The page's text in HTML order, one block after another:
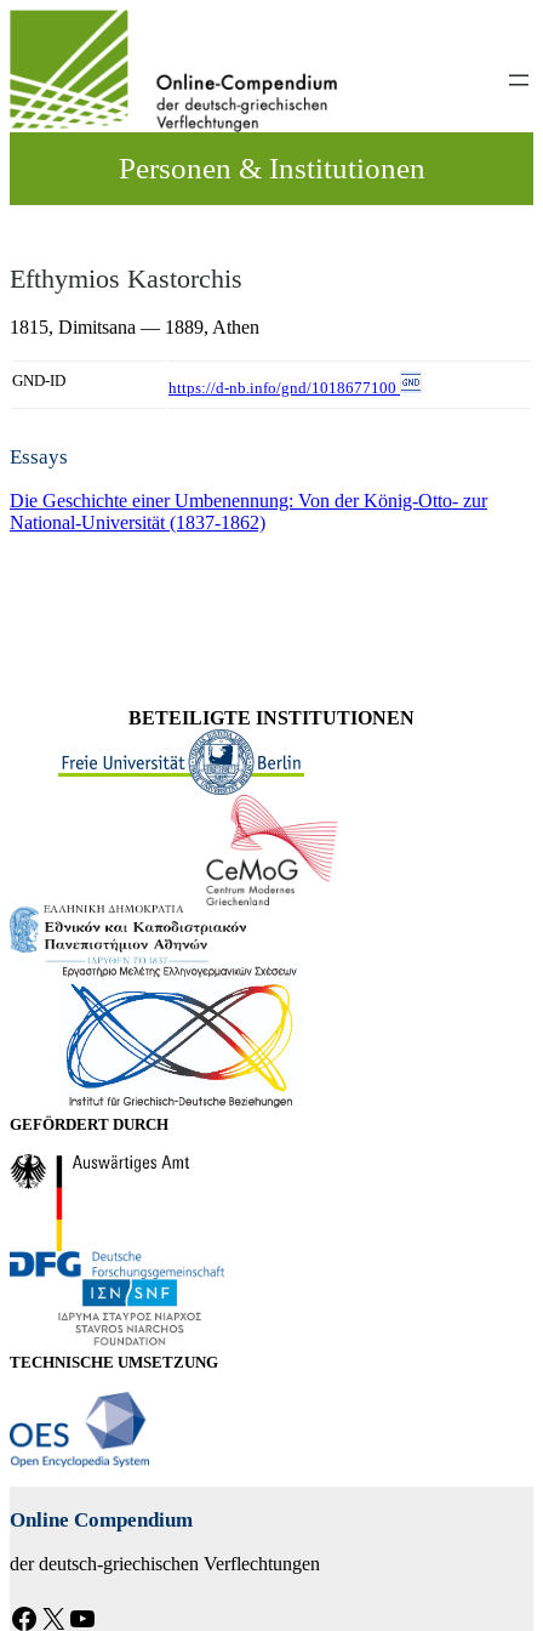
wechseln
Personen & Institutionen
Efthymios Kastorchis
1815, Dimitsana — 1889, Athen
GND-ID https://d-nb.info/gnd/1018677100
Essays
Die Geschichte einer Umbenennung: Von der König-Otto- zur
National-Universität (1837-1862)
BETEILIGTE INSTITUTIONEN
GEFÖRDERT DURCH
TECHNISCHE UMSETZUNG
Online Compendium
der deutsch-griechischen Verflechtungen
Facebook X YouTube